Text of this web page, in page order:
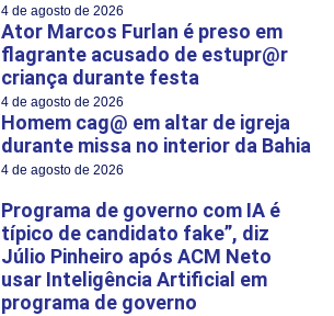
4 de agosto de 2026
Ator Marcos Furlan é preso em
flagrante acusado de estupr@r
criança durante festa
4 de agosto de 2026
Homem cag@ em altar de igreja
durante missa no interior da Bahia
4 de agosto de 2026
Programa de governo com IA é
típico de candidato fake”, diz
Júlio Pinheiro após ACM Neto
usar Inteligência Artificial em
programa de governo